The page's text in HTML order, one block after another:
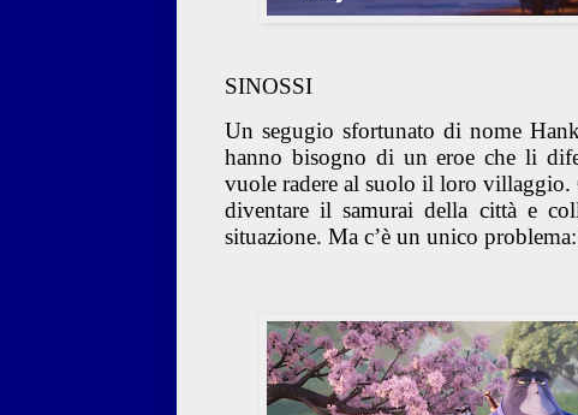
SINOSSI
Un segugio sfortunato di nome
hanno bisogno di un eroe che li
vuole radere al suolo il loro villaggio.
diventare il samurai della città e
situazione. Ma c’è un unico